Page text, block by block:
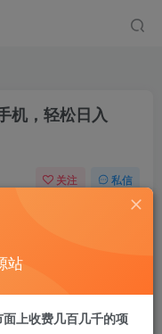
机，轻松日入
关注 私信
站
上收费几百几千的项